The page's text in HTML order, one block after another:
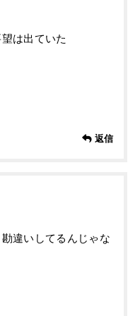
は出ていた
返信
違いしてるんじゃな